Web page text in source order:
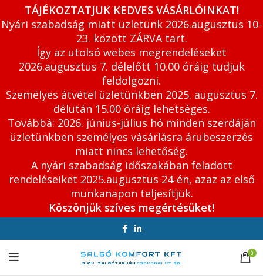
TÁJÉKOZTATJUK KEDVES VÁSÁRLÓINKAT!
Nyári szabadság miatt üzletünk 2026.augusztus 10-
23. között ZÁRVA tart.
Így az utolsó webes megrendeléseket
2026.augusztus 7. délelőtt 10.00 óráig tudjuk
feldolgozni.
Személyes átvétel üzletünkben 2025. augusztus 7.
délután 15.00 óráig lehetséges.
Továbbá: 2026. június-július hó minden szerdáján
üzletünkben személyes vásárlásra árubeszerzés
miatt nincs lehetőség.
A nyári szabadság időszakában feladott
rendeléseiket 2025.augusztus 24-én, azaz az első
munkanapon teljesítjük.
Köszönjük szíves megértésüket!
0